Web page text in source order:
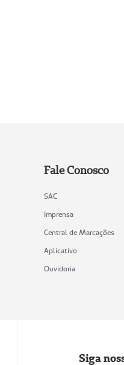
Fale Conosco
SAC
Imprensa
Central de Marcações
Aplicativo
Ouvidoria
Siga